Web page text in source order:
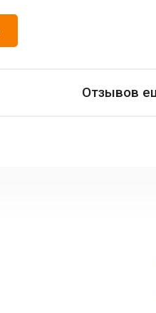
Отзывов